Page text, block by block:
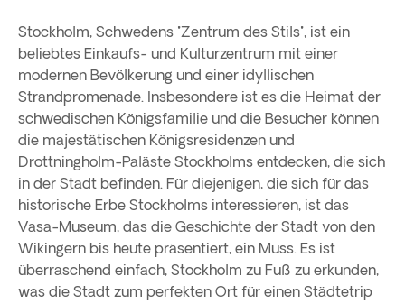
Stockholm, Schwedens "Zentrum des Stils", ist ein
beliebtes Einkaufs- und Kulturzentrum mit einer
modernen Bevölkerung und einer idyllischen
Strandpromenade. Insbesondere ist es die Heimat der
schwedischen Königsfamilie und die Besucher können
die majestätischen Königsresidenzen und
Drottningholm-Paläste Stockholms entdecken, die sich
in der Stadt befinden. Für diejenigen, die sich für das
historische Erbe Stockholms interessieren, ist das
Vasa-Museum, das die Geschichte der Stadt von den
Wikingern bis heute präsentiert, ein Muss. Es ist
überraschend einfach, Stockholm zu Fuß zu erkunden,
was die Stadt zum perfekten Ort für einen Städtetrip